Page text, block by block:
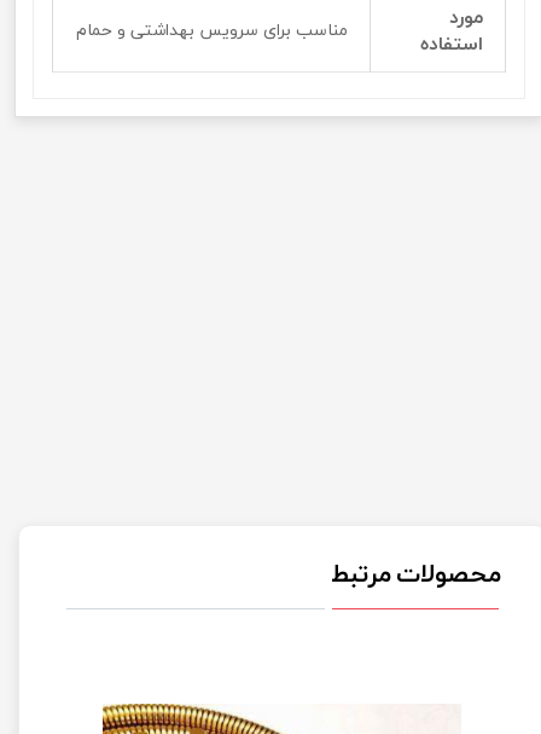
مورد
استفاده
مناسب برای سرویس بهداشتی و حمام
محصولات مرتبط